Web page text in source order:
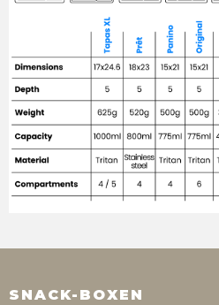
SNACK-BOXEN